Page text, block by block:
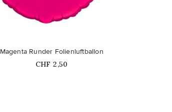
Magenta Runder Folienluftballon
Price
CHF 2,50